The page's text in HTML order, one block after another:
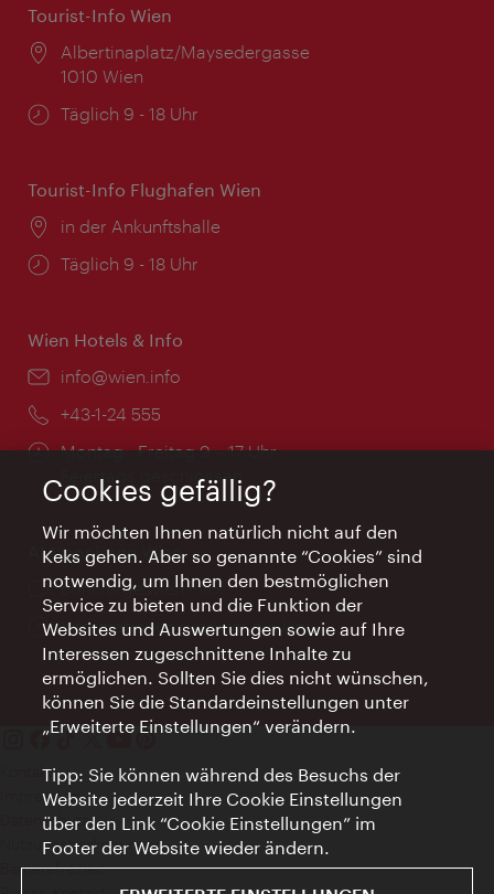
Tourist-Info Wien
Ort:
Albertinaplatz/Maysedergasse
1010 Wien
Öffnungszeiten:
Täglich 9 - 18 Uhr
Tourist-Info Flughafen Wien
Ort:
in der Ankunftshalle
Öffnungszeiten:
Täglich 9 - 18 Uhr
Wien Hotels & Info
Email:
info@wien.info
Telefon:
+43-1-24 555
Öffnungszeiten:
Montag - Freitag 9 – 17 Uhr
Feiertags geschlossen
AI Concierge Wien
Ort:
concierge.wien.info
Öffnungszeiten:
Informationen rund um die Uhr
Kontakt
Impressum
Datenschutz
Nutzungsbedingungen
Barrierefreiheit
Cookies gefällig?
Wir möchten Ihnen natürlich nicht auf den
Keks gehen. Aber so genannte “Cookies” sind
notwendig, um Ihnen den bestmöglichen
Service zu bieten und die Funktion der
Websites und Auswertungen sowie auf Ihre
Interessen zugeschnittene Inhalte zu
ermöglichen. Sollten Sie dies nicht wünschen,
können Sie die Standardeinstellungen unter
„Erweiterte Einstellungen“ verändern.
Tipp: Sie können während des Besuchs der
Website jederzeit Ihre Cookie Einstellungen
über den Link “Cookie Einstellungen” im
Footer der Website wieder ändern.